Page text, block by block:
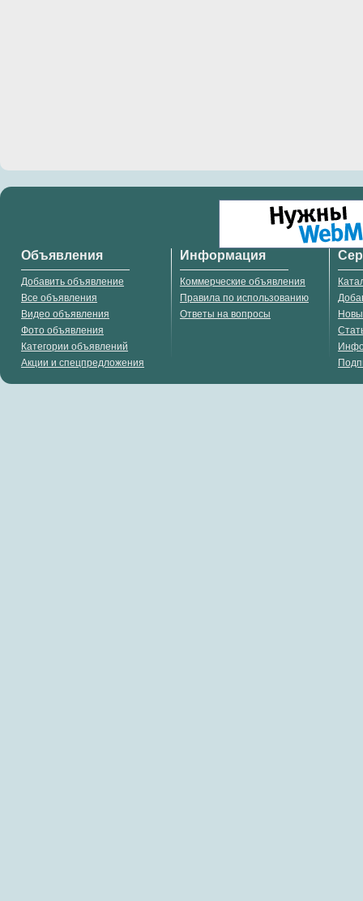
Объявления
Добавить объявление
Все объявления
Видео объявления
Фото объявления
Категории объявлений
Акции и спецпредложения
Информация
Коммерческие объявления
Правила по использованию
Ответы на вопросы